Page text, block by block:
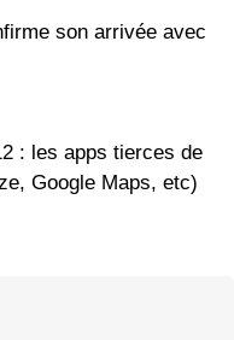
son arrivée avec
: les apps tierces de
Google Maps, etc)